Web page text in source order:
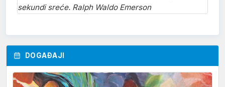
sekundi sreće. Ralph Waldo Emerson
DOGAĐAJI